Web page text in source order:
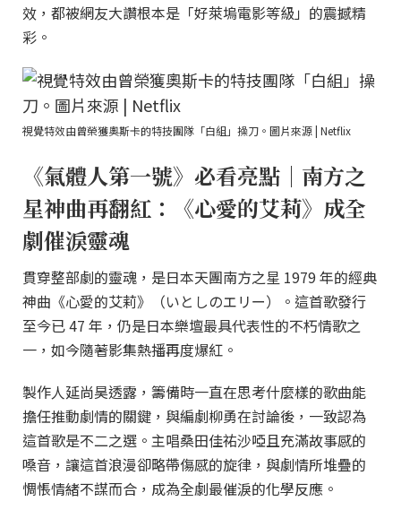
效，都被網友大讚根本是「好萊塢電影等級」的震撼精
彩。
視覺特效由曾榮獲奧斯卡的特技團隊「白組」操刀。圖片來源 | Netflix
《氣體人第一號》必看亮點｜南方之
星神曲再翻紅：《心愛的艾莉》成全
劇催淚靈魂
貫穿整部劇的靈魂，是日本天團南方之星 1979 年的經典
神曲《心愛的艾莉》（いとしのエリー）。這首歌發行
至今已 47 年，仍是日本樂壇最具代表性的不朽情歌之
一，如今隨著影集熱播再度爆紅。
製作人延尚昊透露，籌備時一直在思考什麼樣的歌曲能
擔任推動劇情的關鍵，與編劇柳勇在討論後，一致認為
這首歌是不二之選。主唱桑田佳祐沙啞且充滿故事感的
嗓音，讓這首浪漫卻略帶傷感的旋律，與劇情所堆疊的
惆悵情緒不謀而合，成為全劇最催淚的化學反應。